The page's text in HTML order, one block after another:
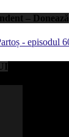
– Donează